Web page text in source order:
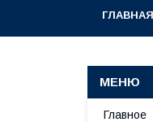
ГЛАВНАЯ
Главное